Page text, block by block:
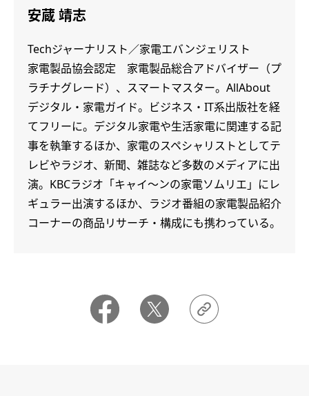
安蔵 靖志
Techジャーナリスト／家電エバンジェリスト
家電製品協会認定 家電製品総合アドバイザー（プ
ラチナグレード）、スマートマスター。AllAbout
デジタル・家電ガイド。ビジネス・IT系出版社を経
てフリーに。デジタル家電や生活家電に関連する記
事を執筆するほか、家電のスペシャリストとしてテ
レビやラジオ、新聞、雑誌など多数のメディアに出
演。KBCラジオ「キャイ～ンの家電ソムリエ」にレ
ギュラー出演するほか、ラジオ番組の家電製品紹介
コーナーの商品リサーチ・構成にも携わっている。